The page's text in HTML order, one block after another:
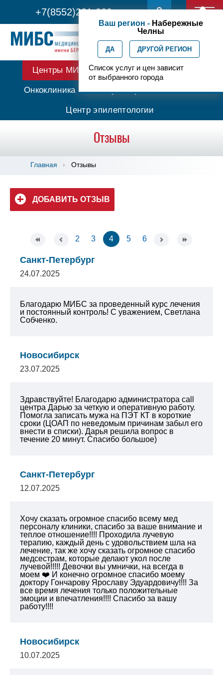
+7(8552)231-200
Ваш регион - Набережные
Челны
ДА ДРУГОЙ РЕГИОН
Список услуг и цен зависит
от выбранного города
Центры МИБС Протонная терапия
Онкоклиника Амбулаторная онкология
Центр эпилептологии
Отзывы
Главная Отзывы
ДОБАВИТЬ ОТЗЫВ
2 3 4 5 6
Санкт-Петербург
24.07.2025
Благодарю МИБС за проведенный курс лечения
и постоянный контроль! С уважением, Светлана
Собченко.
Новосибирск
23.07.2025
Здравствуйте! Благодарю администратора call
центра Дарью за четкую и оперативную работу.
Помогла записать мужа на ПЭТ КТ в короткие
сроки (ЦОАП по неведомым причинам забыл его
внести в списки). Дарья решила вопрос в
течение 20 минут. Спасибо большое)
Санкт-Петербург
12.07.2025
Хочу сказать огромное спасибо всему мед
персоналу клиники, спасибо за ваше внимание и
теплое отношение!!!! Проходила лучевую
терапию, каждый день с удовольствием шла на
лечение, так же хочу сказать огромное спасибо
медсестрам, которые делают укол после
лучевой!!!!! Девочки вы умнички, на всегда в
моем ❤️ И конечно огромное спасибо моему
доктору Гончарову Ярославу Эдуардовичу!!!! За
все время лечения только положительные
эмоции и впечатления!!!! Спасибо за вашу
работу!!!!
Новосибирск
10.07.2025